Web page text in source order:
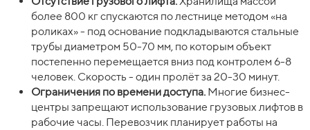
более 800 кг спускаются по лестнице методом «на
роликах» - под основание подкладываются стальные
трубы диаметром 50-70 мм, по которым объект
постепенно перемещается вниз под контролем 6-8
человек. Скорость - один пролёт за 20-30 минут.
Ограничения по времени доступа. Многие бизнес-
центры запрещают использование грузовых лифтов в
рабочие часы. Перевозчик планирует работы на